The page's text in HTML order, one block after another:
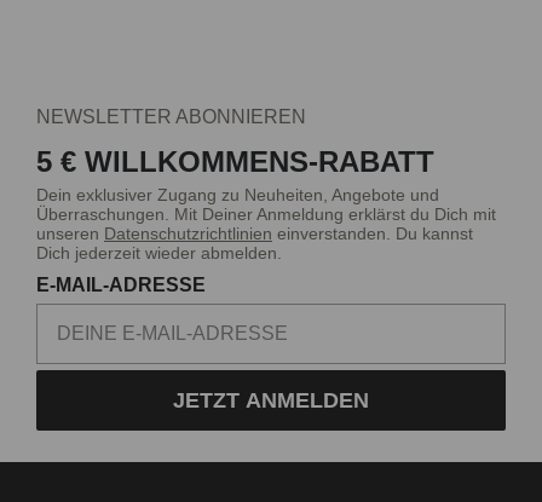
NEWSLETTER ABONNIEREN
5 € WILLKOMMENS-RABATT
Dein exklusiver Zugang zu Neuheiten, Angebote und
Überraschungen. Mit Deiner Anmeldung erklärst du Dich mit
unseren Datenschutzrichtlinien einverstanden. Du kannst
Dich jederzeit wieder abmelden.
E-MAIL-ADRESSE
JETZT ANMELDEN